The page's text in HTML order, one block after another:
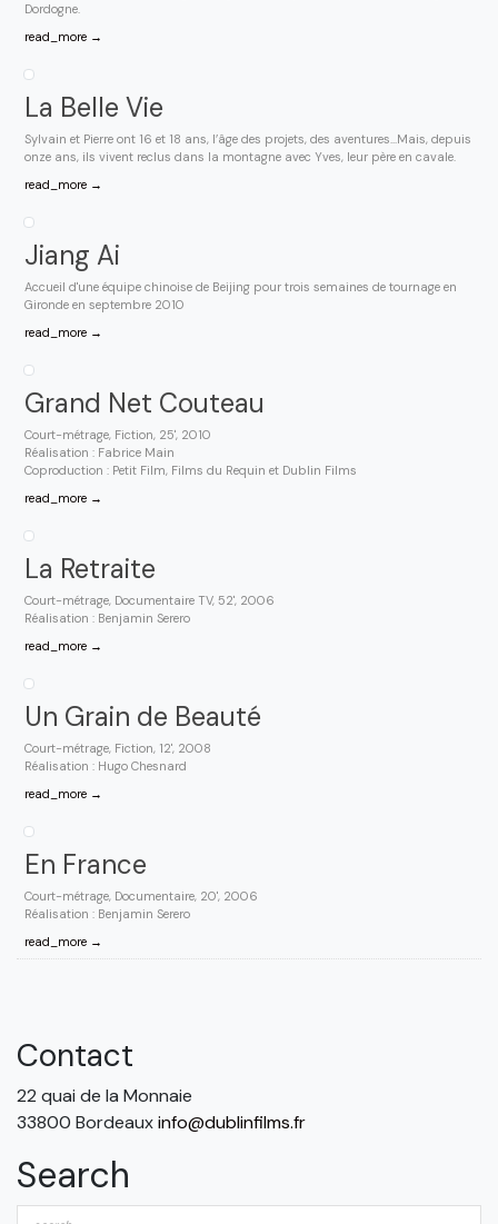
Dordogne.
read_more →
La Belle Vie
Sylvain et Pierre ont 16 et 18 ans, l’âge des projets, des aventures…Mais, depuis
onze ans, ils vivent reclus dans la montagne avec Yves, leur père en cavale.
read_more →
Jiang Ai
Accueil d'une équipe chinoise de Beijing pour trois semaines de tournage en
Gironde en septembre 2010
read_more →
Grand Net Couteau
Court-métrage, Fiction, 25', 2010
Réalisation : Fabrice Main
Coproduction : Petit Film, Films du Requin et Dublin Films
read_more →
La Retraite
Court-métrage, Documentaire TV, 52', 2006
Réalisation : Benjamin Serero
read_more →
Un Grain de Beauté
Court-métrage, Fiction, 12', 2008
Réalisation : Hugo Chesnard
read_more →
En France
Court-métrage, Documentaire, 20', 2006
Réalisation : Benjamin Serero
read_more →
Contact
22 quai de la Monnaie
33800 Bordeauxinfo@dublinfilms.fr
Search